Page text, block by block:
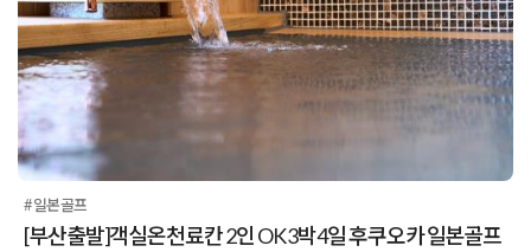
#일본골프
[부산출발]객실온천료칸 2인 OK 3박4일 후쿠오카 일본골프